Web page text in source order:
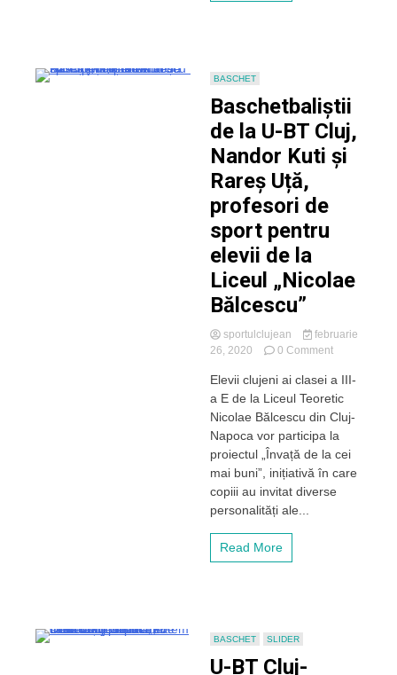
BASCHET
Baschetbaliștii
de la U-BT Cluj,
Nandor Kuti și
Rareș Uță,
profesori de
sport pentru
elevii de la
Liceul „Nicolae
Bălcescu”
sportulclujean
februarie
26, 2020
0 Commenton
de
la
U-
BT
Nandor
Kuti
și
Elevii clujeni ai clasei a III-
a E de la Liceul Teoretic
Nicolae Bălcescu din Cluj-
Napoca vor participa la
proiectul „Învață de la cei
mai buni”, inițiativă în care
copiii au invitat diverse
personalități ale...
Read More
BASCHET SLIDER
U-BT Cluj-